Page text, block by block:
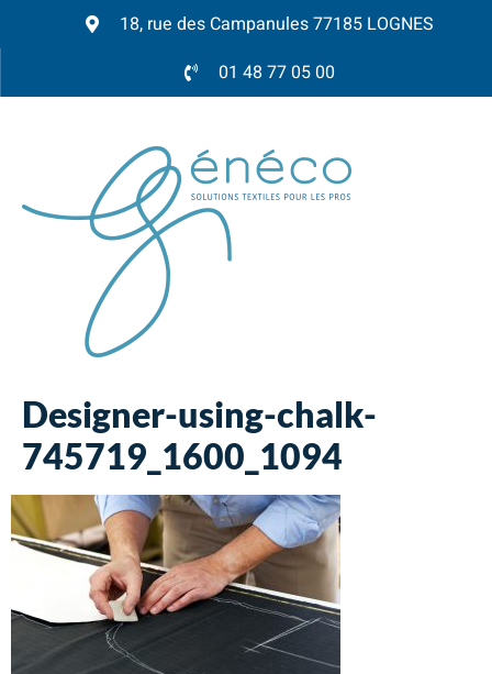
18, rue des Campanules 77185 LOGNES
01 48 77 05 00
Designer-using-chalk-
745719_1600_1094